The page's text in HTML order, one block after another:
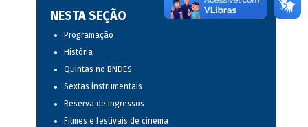
NESTA SEÇÃO
Programação
História
Quintas no BNDES
Sextas instrumentais
Reserva de ingressos
Filmes e festivais de cinema